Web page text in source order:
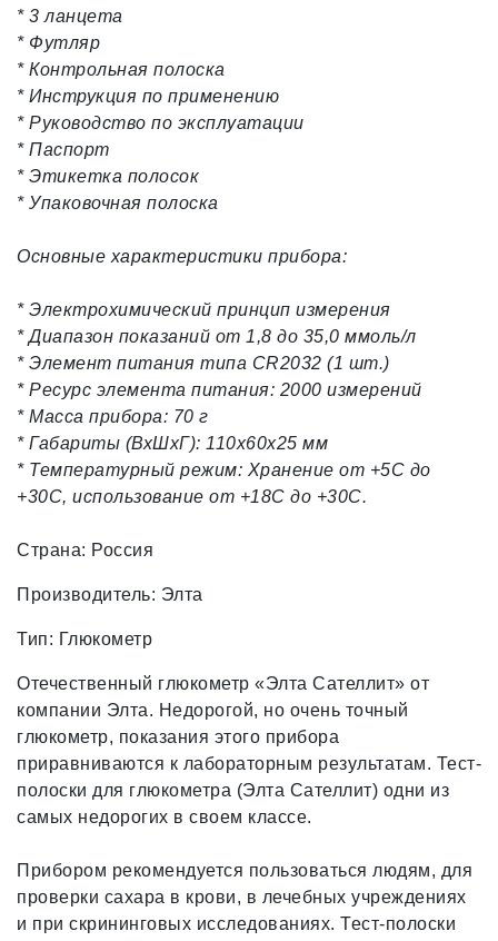
* 3 ланцета
* Футляр
* Контрольная полоска
* Инструкция по применению
* Руководство по эксплуатации
* Паспорт
* Этикетка полосок
* Упаковочная полоска
Основные характеристики прибора:
* Электрохимический принцип измерения
* Диапазон показаний от 1,8 до 35,0 ммоль/л
* Элемент питания типа CR2032 (1 шт.)
* Ресурс элемента питания: 2000 измерений
* Масса прибора: 70 г
* Габариты (ВхШхГ): 110х60х25 мм
* Температурный режим: Хранение от +5С до
+30С, использование от +18С до +30С.
Страна: Россия
Производитель: Элта
Тип: Глюкометр
Отечественный глюкометр «Элта Сателлит» от
компании Элта. Недорогой, но очень точный
глюкометр, показания этого прибора
приравниваются к лабораторным результатам. Тест-
полоски для глюкометра (Элта Сателлит) одни из
самых недорогих в своем классе.
Прибором рекомендуется пользоваться людям, для
проверки сахара в крови, в лечебных учреждениях
и при скрининговых исследованиях. Тест-полоски